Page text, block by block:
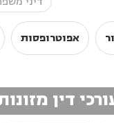
אפוטרופסות
דין